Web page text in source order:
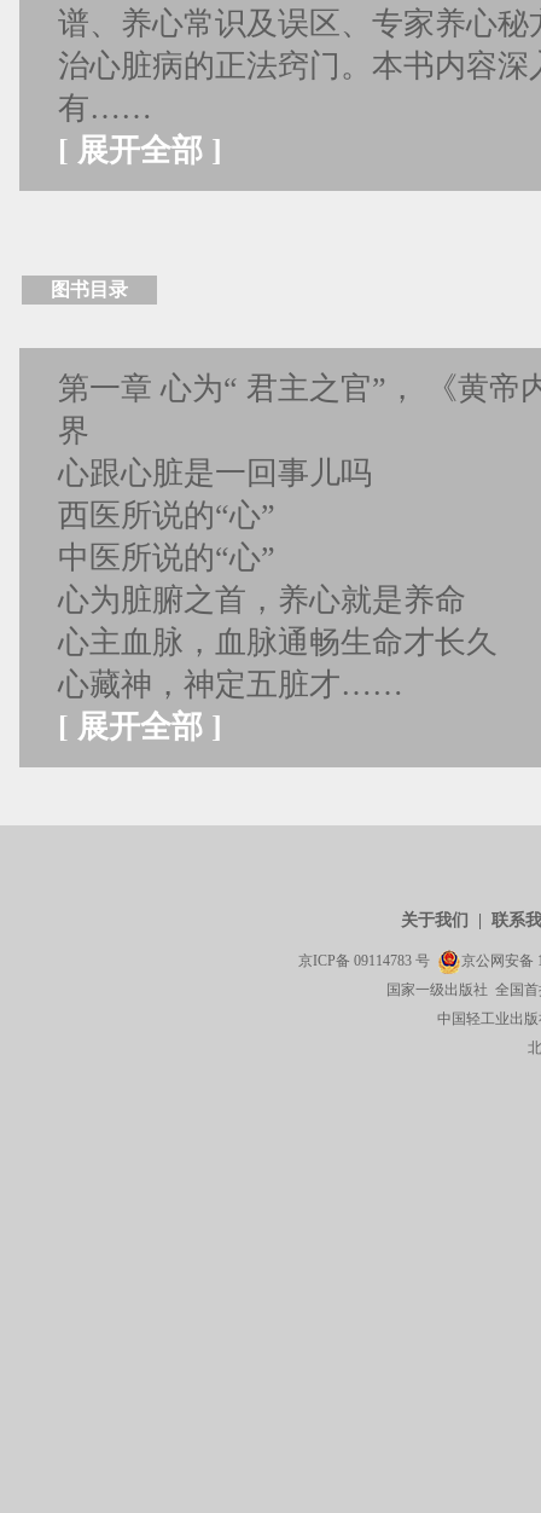
谱、养心常识及误区、专家养心
治心脏病的正法窍门。本书内容
有……
[ 展开全部 ]
图书目录
第一章 心为“ 君主之官”， 《黄帝
界
心跟心脏是一回事儿吗
西医所说的“心”
中医所说的“心”
心为脏腑之首，养心就是养命
心主血脉，血脉通畅生命才长久
心藏神，神定五脏才……
[ 展开全部 ]
关于我们 联系
京ICP备 09114783 号 京公网安备
国家一级出版社 全国
中国轻工业出版